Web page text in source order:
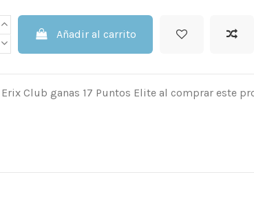
Añadir al carrito
Erix Club ganas 17 Puntos Elite al comprar este